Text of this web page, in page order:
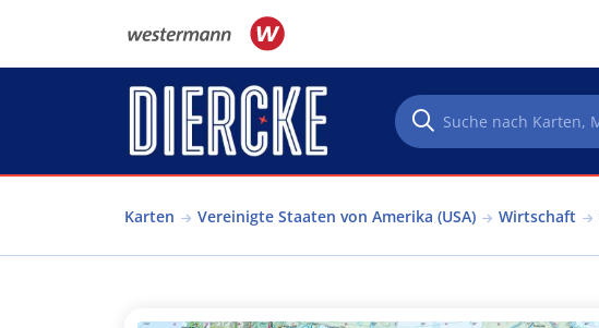
Karten Vereinigte Staaten von Amerika (USA) Wirtschaft